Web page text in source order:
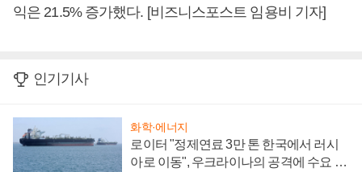
익은 21.5% 증가했다. [비즈니스포스트 임용비 기자]
인기기사
화학·에너지
로이터 "정제연료 3만 톤 한국에서 러시
아로 이동", 우크라이나의 공격에 수요 늘